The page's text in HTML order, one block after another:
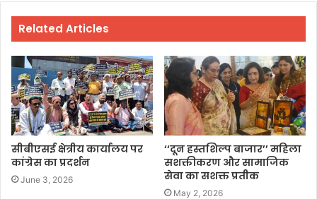
Related Articles
सीबीएसई क्षेत्रीय कार्यालय पर
कांग्रेस का प्रदर्शन
June 3, 2026
‘‘दून हस्तशिल्प बाजार’’ महिला
सशक्तीकरण और सामाजिक
सेवा का सशक्त प्रतीक
May 2, 2026